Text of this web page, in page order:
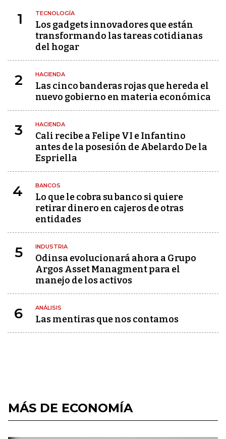
1 TECNOLOGÍA
Los gadgets innovadores que están
transformando las tareas cotidianas
del hogar
2 HACIENDA
Las cinco banderas rojas que hereda el
nuevo gobierno en materia económica
3 HACIENDA
Cali recibe a Felipe VI e Infantino
antes de la posesión de Abelardo De la
Espriella
4 BANCOS
Lo que le cobra su banco si quiere
retirar dinero en cajeros de otras
entidades
5 INDUSTRIA
Odinsa evolucionará ahora a Grupo
Argos Asset Managment para el
manejo de los activos
6 ANÁLISIS
Las mentiras que nos contamos
MÁS DE ECONOMÍA